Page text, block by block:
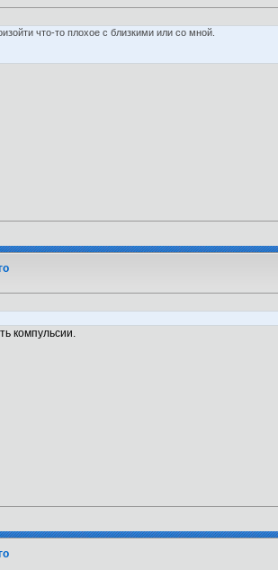
что-то плохое с близкими или со мной.
компульсии.